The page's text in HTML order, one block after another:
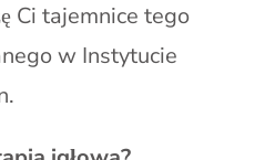
Ci tajemnice tego
w Instytucie